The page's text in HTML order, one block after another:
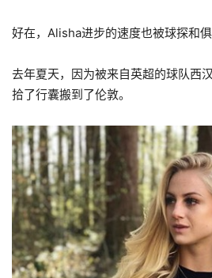
好在，Alisha进步的速度也被球探和俱
去年夏天，因为被来自英超的球队西
拾了行囊搬到了伦敦。